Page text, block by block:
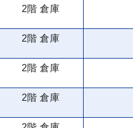
2階 倉庫
2階 倉庫
2階 倉庫
2階 倉庫